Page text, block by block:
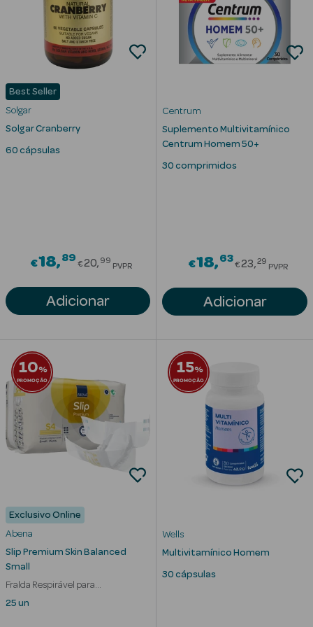
Ver Tudo
Solares
Criança
Rosto e
Ver Tudo
Cosmética
Hidratantes
Best Seller
Solgar
Solgar Cranberry
60 cápsulas
€18 89Price reduced from
€20 99
PVPR
Adicionar
Centrum
Suplemento Multivitamínico
Centrum Homem 50+
30 comprimidos
€18 63Price
€23 29
PVPR
Adicionar
10%
PROMOÇÃO
Exclusivo Online
Abena
Slip Premium Skin Balanced
Small
Fralda Respirável para
Incontinência
25 un
15%
PROMOÇÃO
Wells
Multivitamínico Homem
30 cápsulas